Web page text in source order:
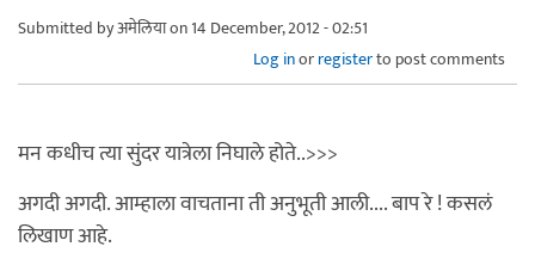
Submitted byअमेलियाon 14 December, 2012 - 02:51
Log inorregisterto post comments
मन कधीच त्या सुंदर यात्रेला निघाले होते..>>>
अगदी अगदी. आम्हाला वाचताना ती अनुभूती आली.... बाप रे ! कसलं
लिखाण आहे.